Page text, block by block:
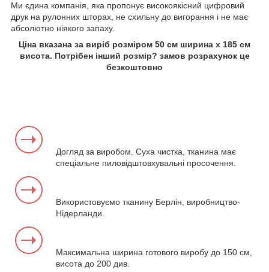
Ми єдина компанія, яка пропонує високоякісний цифровий
друк на рулонних шторах, не схильну до вигорання і не має
абсолютно ніякого запаху.
Ціна вказана за виріб розміром 50 см ширина х 185 см
висота. Потрібен інший розмір? замов розрахунок це
безкоштовно
Догляд за виробом. Суха чистка, тканина має
спеціальне пиловідштовхувальні просочення.
Використовуємо тканину Берлін, виробництво-
Нідерланди.
Максимальна ширина готового виробу до 150 см,
висота до 200 див.